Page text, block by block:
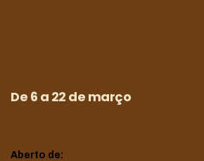
De 6 a 22 de março
Aberto de: